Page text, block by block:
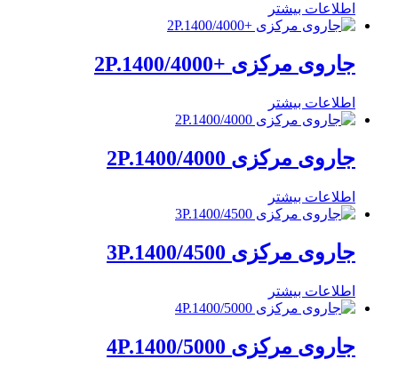
اطلاعات بیشتر
جاروی مرکزی +2P.1400/4000
اطلاعات بیشتر
جاروی مرکزی 2P.1400/4000
اطلاعات بیشتر
جاروی مرکزی 3P.1400/4500
اطلاعات بیشتر
جاروی مرکزی 4P.1400/5000